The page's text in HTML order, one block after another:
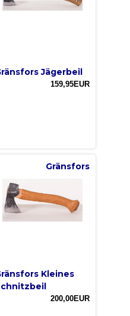
Jägerbeil
159,95EUR
Gränsfors
Kleines
200,00EUR